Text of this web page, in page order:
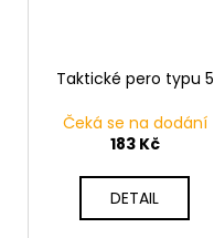
Taktické pero typu 5
Čeká se na dodání
183 Kč
DETAIL